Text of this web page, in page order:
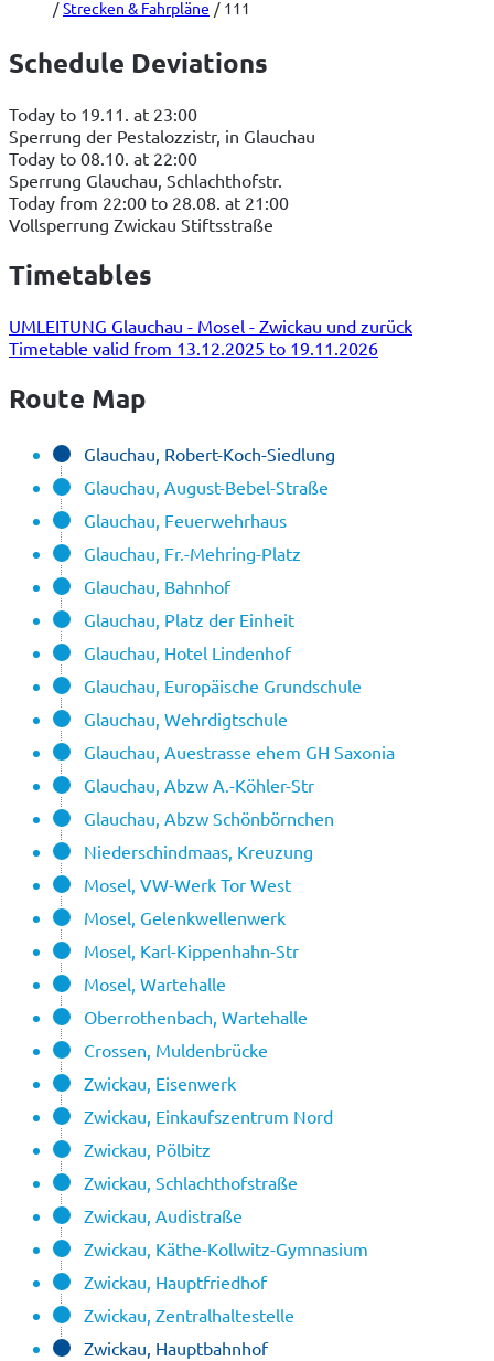
Strecken & Fahrpläne
111
Schedule Deviations
Today to 19.11. at 23:00
Sperrung der Pestalozzistr, in Glauchau
Today to 08.10. at 22:00
Sperrung Glauchau, Schlachthofstr.
Today from 22:00 to 28.08. at 21:00
Vollsperrung Zwickau Stiftsstraße
Timetables
UMLEITUNG Glauchau - Mosel - Zwickau und zurück
Timetable valid from 13.12.2025 to 19.11.2026
Route Map
Glauchau, Robert-Koch-Siedlung
Glauchau, August-Bebel-Straße
Glauchau, Feuerwehrhaus
Glauchau, Fr.-Mehring-Platz
Glauchau, Bahnhof
Glauchau, Platz der Einheit
Glauchau, Hotel Lindenhof
Glauchau, Europäische Grundschule
Glauchau, Wehrdigtschule
Glauchau, Auestrasse ehem GH Saxonia
Glauchau, Abzw A.-Köhler-Str
Glauchau, Abzw Schönbörnchen
Niederschindmaas, Kreuzung
Mosel, VW-Werk Tor West
Mosel, Gelenkwellenwerk
Mosel, Karl-Kippenhahn-Str
Mosel, Wartehalle
Oberrothenbach, Wartehalle
Crossen, Muldenbrücke
Zwickau, Eisenwerk
Zwickau, Einkaufszentrum Nord
Zwickau, Pölbitz
Zwickau, Schlachthofstraße
Zwickau, Audistraße
Zwickau, Käthe-Kollwitz-Gymnasium
Zwickau, Hauptfriedhof
Zwickau, Zentralhaltestelle
Zwickau, Hauptbahnhof